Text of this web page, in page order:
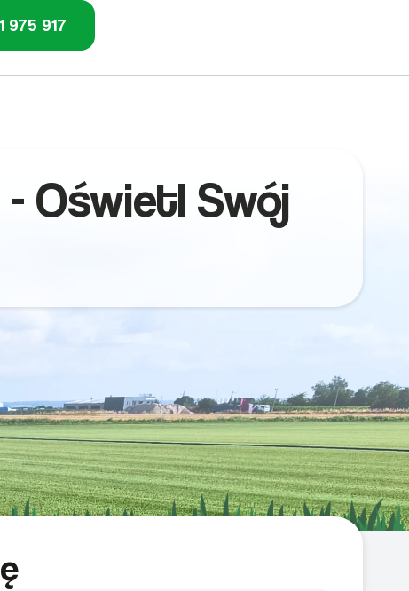
975 917
Oświetl Swój